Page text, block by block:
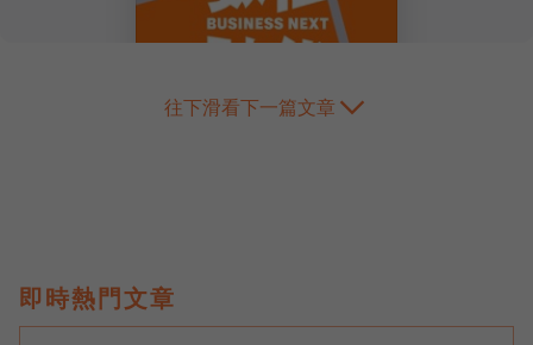
往下滑看下一篇文章
即時熱門文章